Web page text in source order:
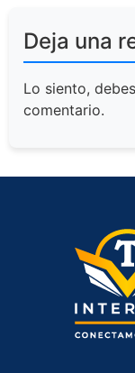
Deja una
Lo siento,
comentario.